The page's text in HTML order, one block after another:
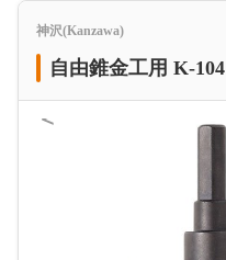
神沢(Kanzawa)
自由錐金工用 K-104
＜